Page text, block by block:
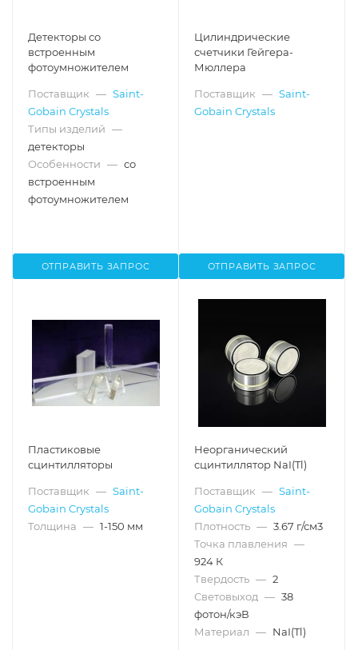
Детекторы со
встроенным
фотоумножителем
Поставщик — Saint-
Gobain Crystals
Типы изделий —
детекторы
Особенности — со
встроенным
фотоумножителем
ОТПРАВИТЬ ЗАПРОС
Цилиндрические
счетчики Гейгера-
Мюллера
Поставщик — Saint-
Gobain Crystals
ОТПРАВИТЬ ЗАПРОС
Пластиковые
сцинтилляторы
Поставщик — Saint-
Gobain Crystals
Толщина — 1-150 мм
Неорганический
сцинтиллятор NaI(Tl)
Поставщик — Saint-
Gobain Crystals
Плотность — 3.67 г/см3
Точка плавления —
924 К
Твердость — 2
Световыход — 38
фотон/кэВ
Материал — NaI(Tl)